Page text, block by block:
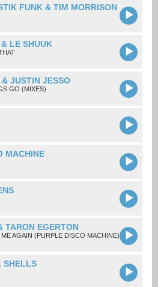
FUNK & TIM MORRISON
LE SHUUK
JUSTIN JESSO
GO (MIXES)
MACHINE
TARON EGERTON
AGAIN (PURPLE DISCO MACHINE)
SHELLS